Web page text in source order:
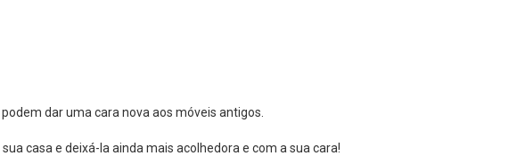
dar uma cara nova aos móveis antigos.
casa e deixá-la ainda mais acolhedora e com a sua cara!